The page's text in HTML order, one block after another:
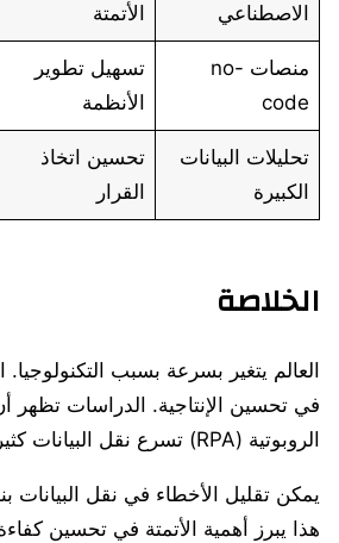
الاصطناعي
الأتمتة
منصات no-
code
تسهيل تطوير
الأنظمة
تحليلات البيانات
الكبيرة
تحسين اتخاذ
القرار
الخلاصة
العالم يتغير بسرعة بسبب التكنولوجيا.
في تحسين الإنتاجية. الدراسات تظهر
الروبوتية (RPA) تسرع نقل البيانات كثيراً.
هذا يبرز أهمية الأتمتة في تحسين